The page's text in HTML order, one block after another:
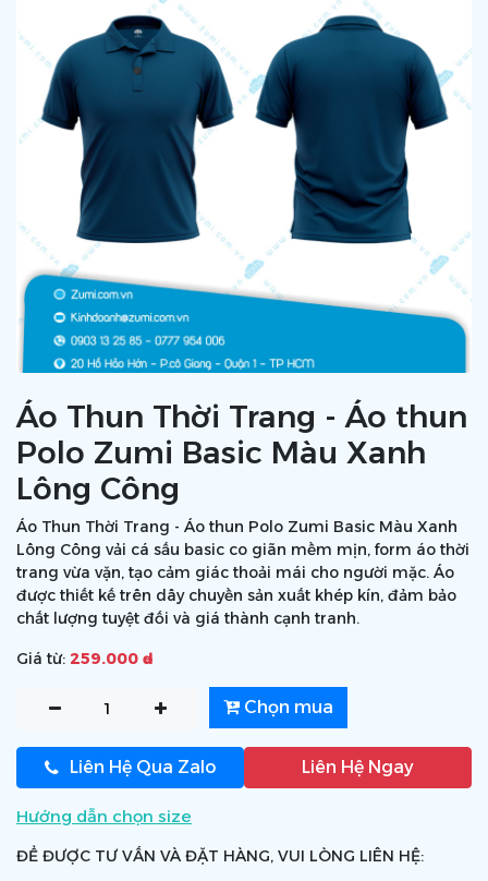
Áo Thun Thời Trang - Áo thun
Polo Zumi Basic Màu Xanh
Lông Công
Áo Thun Thời Trang - Áo thun Polo Zumi Basic Màu Xanh
Lông Công vải cá sấu basic co giãn mềm mịn, form áo thời
trang vừa vặn, tạo cảm giác thoải mái cho người mặc. Áo
được thiết kế trên dây chuyền sản xuất khép kín, đảm bảo
chất lượng tuyệt đối và giá thành cạnh tranh.
Giá từ: 259.000 ₫
Chọn mua
Liên Hệ Qua Zalo Liên Hệ Ngay
Hướng dẫn chọn size
ĐỂ ĐƯỢC TƯ VẤN VÀ ĐẶT HÀNG, VUI LÒNG LIÊN HỆ: